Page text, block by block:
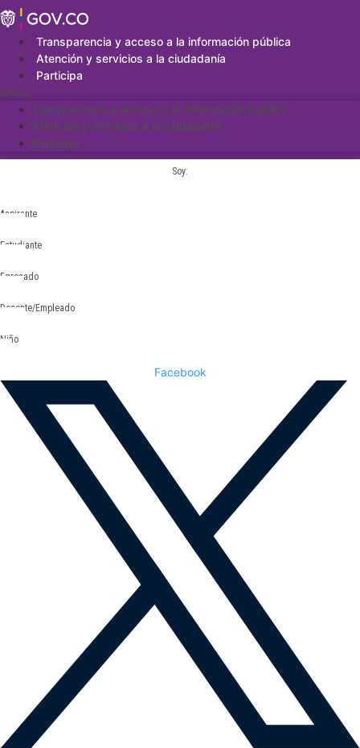
Saltar
al
contenidoTransparencia y acceso a la información pública
Atención y servicios a la ciudadanía
Participa
Menu
Transparencia y acceso a la información pública
Atención y servicios a la ciudadanía
Participa
Soy:
Aspirante
Estudiante
Egresado
Docente/Empleado
Niño
Facebook